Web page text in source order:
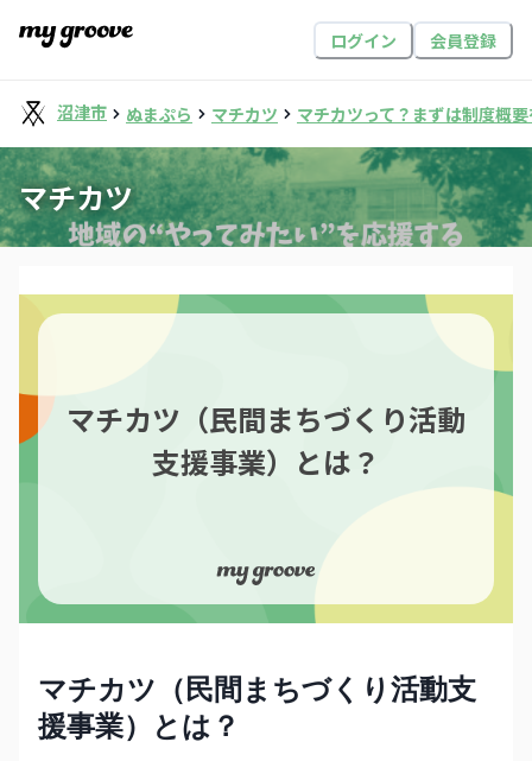
ログイン 会員登録
沼津市 ぬまぷら マチカツ マチカツって？まずは制度概
マチカツ
マチカツ（民間まちづくり活動
支援事業）とは？
マチカツ（民間まちづくり活動支
援事業）とは？